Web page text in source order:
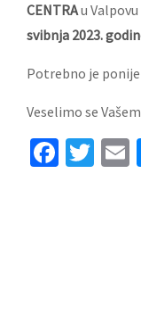
CENTRAu
svibnja 2023.
Potrebno je
Veselimo se